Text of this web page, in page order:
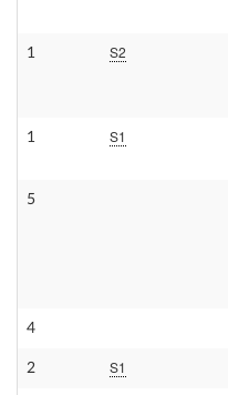
1 S2
1 S1
5
4
2 S1